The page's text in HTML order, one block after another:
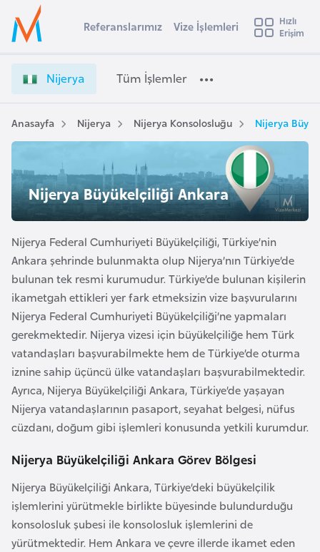
Ülke Seçimi
Başvuru yapmak istediğiniz ülkeyi seçin
Üye
Girişi
i
e
r
a
i
z
e
İ
ş
l
e
m
e
r
i
e
ş
i
Referanslarımız Vize İşlemleri
Hızlı
Erişim
Nijerya Tüm İşlemler
Anasayfa Nijerya Nijerya Konsolosluğu Nijerya
Nijerya Büyükelçiliği Ankara
Nijerya Federal Cumhuriyeti Büyükelçiliği, Türkiye’nin
Ankara şehrinde bulunmakta olup Nijerya’nın Türkiye’de
bulunan tek resmi kurumudur. Türkiye’de bulunan kişilerin
ikametgah ettikleri yer fark etmeksizin vize başvurularını
Nijerya Federal Cumhuriyeti Büyükelçiliği’ne yapmaları
gerekmektedir. Nijerya vizesi için büyükelçiliğe hem Türk
vatandaşları başvurabilmekte hem de Türkiye’de oturma
iznine sahip üçüncü ülke vatandaşları başvurabilmektedir.
Ayrıca, Nijerya Büyükelçiliği Ankara, Türkiye’de yaşayan
Nijerya vatandaşlarının pasaport, seyahat belgesi, nüfus
cüzdanı, doğum gibi işlemleri konusunda yetkili kurumdur.
Nijerya Büyükelçiliği Ankara Görev Bölgesi
Nijerya Büyükelçiliği Ankara, Türkiye’deki büyükelçilik
işlemlerini yürütmekle birlikte büyesinde bulundurduğu
konsolosluk şubesi ile konsolosluk işlemlerini de
yürütmektedir. Hem Ankara ve çevre illerde ikamet eden
s
t
r
a
A
v
u
t
u
r
y
a
A
z
e
r
a
y
c
a
n